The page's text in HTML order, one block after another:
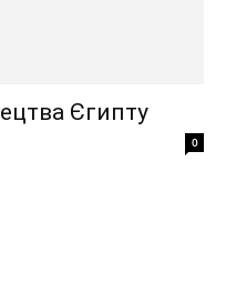
Єгипту
0